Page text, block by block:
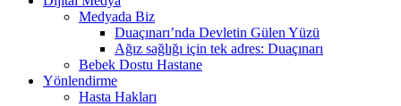
Medyada Biz
Duaçınarı’nda Devletin Gülen Yüzü
Ağız sağlığı için tek adres: Duaçınarı
Bebek Dostu Hastane
Yönlendirme
Hasta Hakları